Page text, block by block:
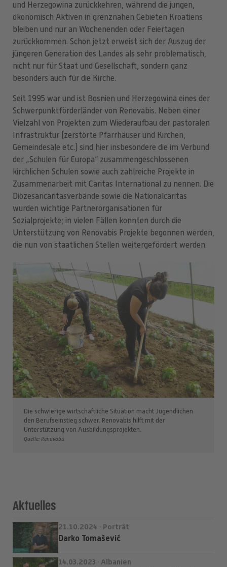
Die schwierige wirtschaftliche Situation macht Jugendlichen
den Berufseinstieg schwer. Renovabis hilft mit der
Unterstützung von Ausbildungsprojekten.
Quelle: Renovabis
und Herzegowina zurückkehren, während die jungen,
ökonomisch Aktiven in grenznahen Gebieten Kroatiens
bleiben und nur an Wochenenden oder Feiertagen
zurückkommen. Schon jetzt erweist sich der Auszug der
jüngeren Generation des Landes als sehr problematisch,
nicht nur für Staat und Gesellschaft, sondern ganz
besonders auch für die Kirche.
Seit 1995 war und ist Bosnien und Herzegowina eines der
Schwerpunktförderländer von Renovabis. Neben einer
Vielzahl von Projekten zum Wiederaufbau der pastoralen
Infrastruktur (zerstörte Pfarrhäuser und Kirchen,
Gemeindesäle etc.) sind hier insbesondere die im Verbund
der „Schulen für Europa“ zusammengeschlossenen
kirchlichen Schulen sowie auch zahlreiche Projekte in
Zusammenarbeit mit Caritas International zu nennen. Die
Diözesancaritasverbände sowie die Nationalcaritas
wurden wichtige Partnerorganisationen für
Sozialprojekte; in vielen Fällen konnten durch die
Unterstützung von Renovabis Projekte begonnen werden,
die nun von staatlichen Stellen weitergefördert werden.
Aktuelles
21.10.2024 · Porträt
Darko Tomašević
14.03.2023 · Albanien